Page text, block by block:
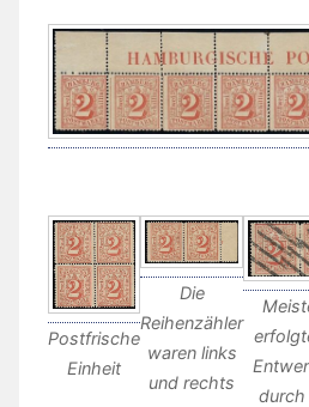
Postfrische
Einheit
Die
Reihenzähler
waren links
und rechts
durch